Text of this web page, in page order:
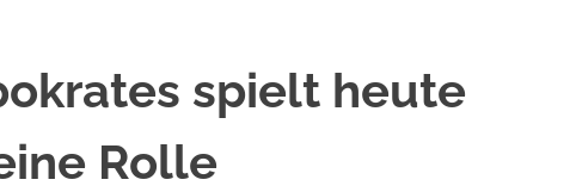
spielt heute
Rolle